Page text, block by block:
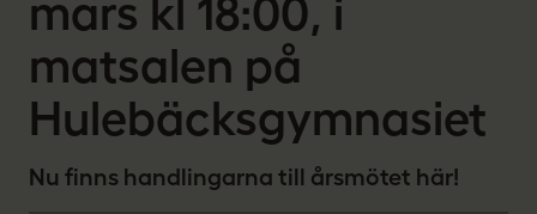
mars kl 18:00, i
matsalen på
Hulebäcksgymnasiet
Nu finns handlingarna till årsmötet här!